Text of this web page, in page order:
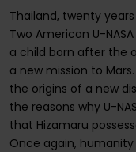
Thailand, twenty
Two American U-
a child born after the
a new mission to
the origins of a new
the reasons why U-
that Hizamaru
Once again,